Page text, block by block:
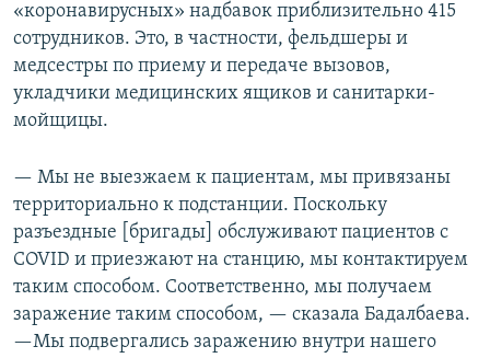
«коронавирусных» надбавок приблизительно 415
сотрудников. Это, в частности, фельдшеры и
медсестры по приему и передаче вызовов,
укладчики медицинских ящиков и санитарки-
мойщицы.
— Мы не выезжаем к пациентам, мы привязаны
территориально к подстанции. Поскольку
разъездные [бригады] обслуживают пациентов с
COVID и приезжают на станцию, мы контактируем
таким способом. Соответственно, мы получаем
заражение таким способом, — сказала Бадалбаева.
—Мы подвергались заражению внутри нашего